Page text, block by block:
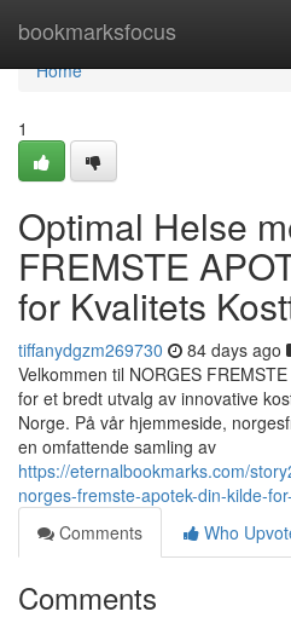
bookmarksfocus
Home
Home
1
Optimal Helse
FREMSTE
for Kvalitets
tiffanydgzm269730 84 days ago
Velkommen til NORGES
for et bredt utvalg av innovative
Norge. På vår hjemmeside,
en omfattende samling av
https://eternalbookmarks.com/
norges-fremste-apotek-din-kilde-
Comments
Who
Comments